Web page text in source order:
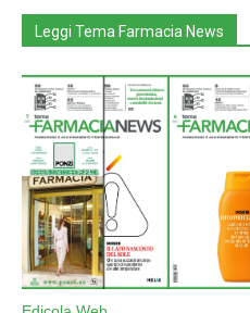
Leggi Tema Farmacia News